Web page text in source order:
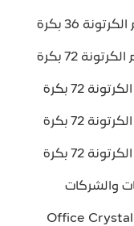
والشركات